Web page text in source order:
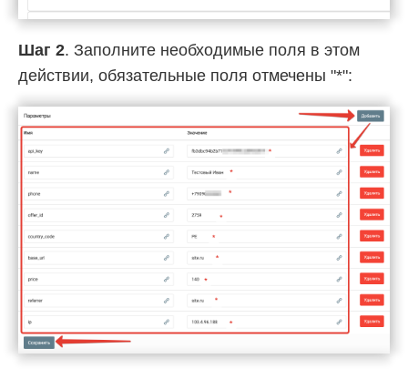
Шаг 2. Заполните необходимые поля в этом
действии, обязательные поля отмечены "*":